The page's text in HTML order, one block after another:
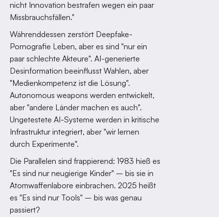
nicht Innovation bestrafen wegen ein paar
Missbrauchsfällen."
Währenddessen zerstört Deepfake-
Pornografie Leben, aber es sind "nur ein
paar schlechte Akteure". AI-generierte
Desinformation beeinflusst Wahlen, aber
"Medienkompetenz ist die Lösung".
Autonomous weapons werden entwickelt,
aber "andere Länder machen es auch".
Ungetestete AI-Systeme werden in kritische
Infrastruktur integriert, aber "wir lernen
durch Experimente".
Die Parallelen sind frappierend: 1983 hieß es
"Es sind nur neugierige Kinder" – bis sie in
Atomwaffenlabore einbrachen. 2025 heißt
es "Es sind nur Tools" – bis was genau
passiert?